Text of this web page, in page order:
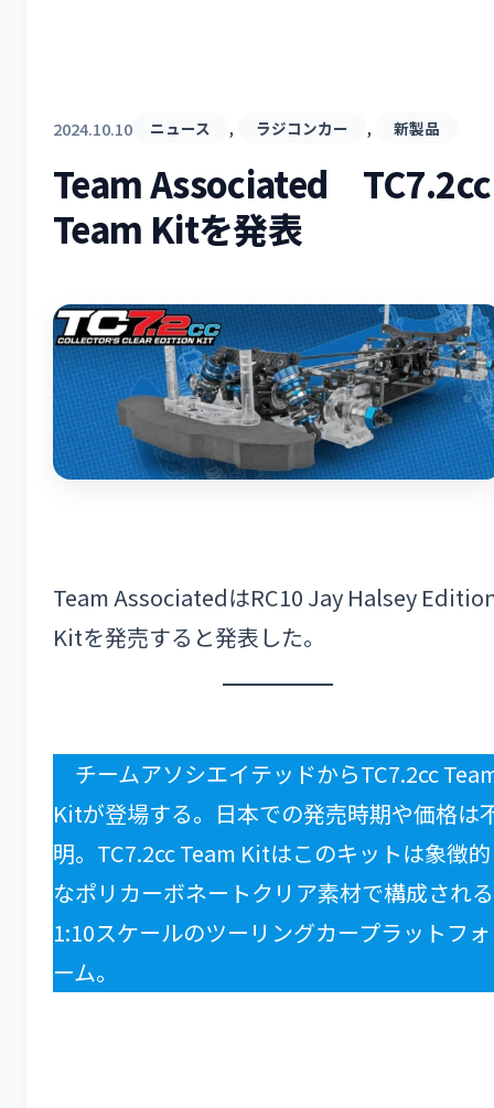
2024.10.10 ニュース , ラジコンカー , 新製品
Team Associated TC7.2cc
Team Kitを発表
Team AssociatedはRC10 Jay Halsey
Kitを発売すると発表した。
チームアソシエイテッドからTC7.2cc
Kitが登場する。日本での発売時期や価格は
明。TC7.2cc Team Kitはこのキットは象徴的
なポリカーボネートクリア素材で構成される
1:10スケールのツーリングカープラットフォ
ーム。